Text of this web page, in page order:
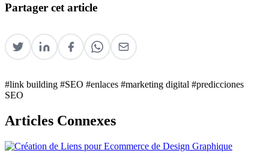
Partager cet article
#link building #SEO #enlaces #marketing digital #predicciones
SEO
Articles Connexes